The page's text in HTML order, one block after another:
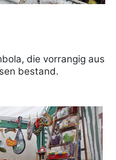
die vorrangig aus
bestand.